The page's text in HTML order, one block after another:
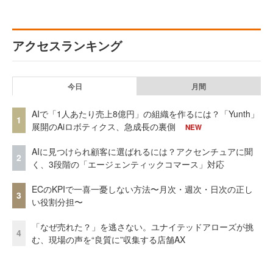
アクセスランキング
今日 月間
1
AIで「1人あたり売上8億円」の組織を作るには？「Yunth」
展開のAiロボティクス、急成長の裏側
NEW
2
AIに見つけられ顧客に選ばれるには？アクセンチュアに聞
く、3段階の「エージェンティックコマース」対応
3
ECのKPIで一喜一憂しない方法〜月次・週次・日次の正し
い役割分担〜
4
「なぜ売れた？」を逃さない。ユナイテッドアローズが挑
む、現場の声を“良質に”収集する店舗AX